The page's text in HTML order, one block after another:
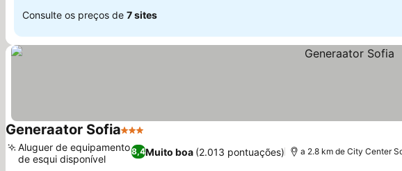
Consulte os preços de 7 sites
Generaator Sofia3 Estrelas
8,4Muito boa (2.013 pontuações)
Aluguer de equipamento
de esqui disponível
a 2.8 km de City Center